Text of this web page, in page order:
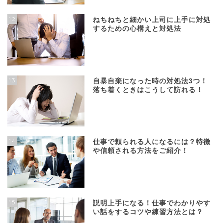
12
ねちねちと細かい上司に上手に対処
するための心構えと対処法
13
自暴自棄になった時の対処法3つ！
落ち着くときはこうして訪れる！
14
仕事で頼られる人になるには？特徴
や信頼される方法をご紹介！
15
説明上手になる！仕事でわかりやす
い話をするコツや練習方法とは？